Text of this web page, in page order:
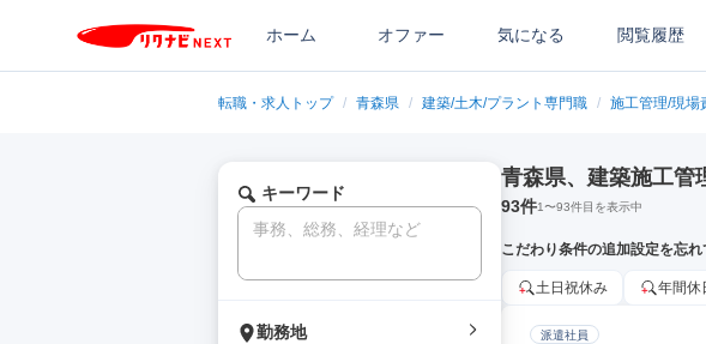
ホーム オファー 気になる 閲覧履歴
転職・求人トップ / 青森県 / 建築/土木/プラント専門職 / 施工管理/現場
キーワード
勤務地
青森県、建築施工管
93件1〜93件目を表示中
こだわり条件の追加設定を忘れ
土日祝休み 年間休
派遣社員